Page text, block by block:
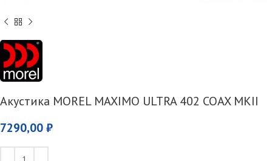
Акустика MOREL MAXIMO ULTRA 402 COAX MKII
7290,00 ₽